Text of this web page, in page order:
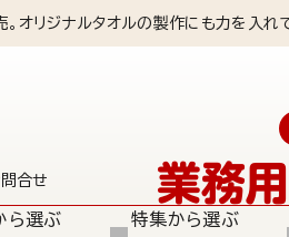
オリジナルタオルの製作にも力を入れ
合せ 業務
ら選ぶ 特集から選ぶ